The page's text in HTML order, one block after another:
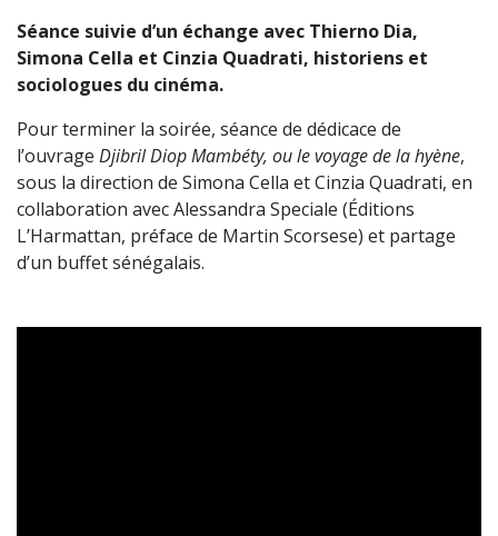
Séance suivie d’un échange avec Thierno Dia,
Simona Cella et Cinzia Quadrati, historiens et
sociologues du cinéma.
Pour terminer la soirée, séance de dédicace de
l’ouvrage Djibril Diop Mambéty, ou le voyage de la hyène,
sous la direction de Simona Cella et Cinzia Quadrati, en
collaboration avec Alessandra Speciale (Éditions
L’Harmattan, préface de Martin Scorsese) et partage
d’un buffet sénégalais.